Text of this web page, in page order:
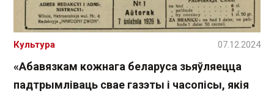
«Абавязкам кожнага беларуса зьяўляецца
падтрымліваць свае газэты і часопісы, якія
Культура 07.12.2024